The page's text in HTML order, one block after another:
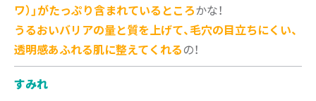
ワ）」がたっぷり含まれているところかな！
うるおいバリアの量と質を上げて、毛穴の目立ちにくい、
透明感あふれる肌に整えてくれるの！
すみれ